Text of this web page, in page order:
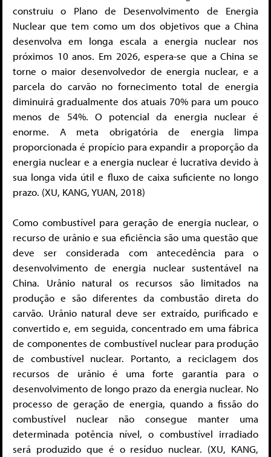
construiu o Plano de Desenvolvimento de Energia
Nuclear que tem como um dos objetivos que a China
desenvolva em longa escala a energia nuclear nos
próximos 10 anos. Em 2026, espera-se que a China se
torne o maior desenvolvedor de energia nuclear, e a
parcela do carvão no fornecimento total de energia
diminuirá gradualmente dos atuais 70% para um pouco
menos de 54%. O potencial da energia nuclear é
enorme. A meta obrigatória de energia limpa
proporcionada é propício para expandir a proporção da
energia nuclear e a energia nuclear é lucrativa devido à
sua longa vida útil e fluxo de caixa suficiente no longo
prazo. (XU, KANG, YUAN, 2018)
Como combustível para geração de energia nuclear, o
recurso de urânio e sua eficiência são uma questão que
deve ser considerada com antecedência para o
desenvolvimento de energia nuclear sustentável na
China. Urânio natural os recursos são limitados na
produção e são diferentes da combustão direta do
carvão. Urânio natural deve ser extraído, purificado e
convertido e, em seguida, concentrado em uma fábrica
de componentes de combustível nuclear para produção
de combustível nuclear. Portanto, a reciclagem dos
recursos de urânio é uma forte garantia para o
desenvolvimento de longo prazo da energia nuclear. No
processo de geração de energia, quando a fissão do
combustível nuclear não consegue manter uma
determinada potência nível, o combustível irradiado
será produzido que é o resíduo nuclear. (XU, KANG,